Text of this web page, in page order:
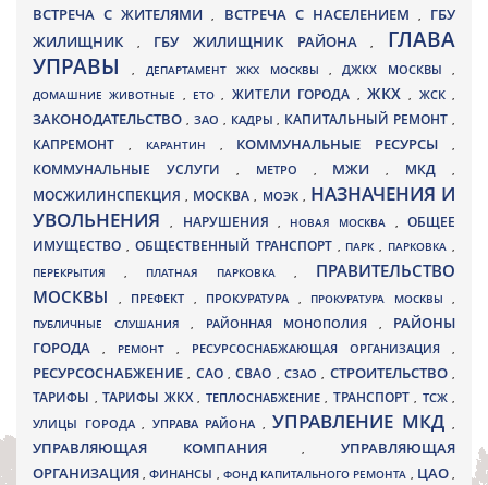
ВСТРЕЧА С ЖИТЕЛЯМИ, ВСТРЕЧА С НАСЕЛЕНИЕМ , ГБУ
ЖИЛИЩНИК
, ГБУ ЖИЛИЩНИК РАЙОНА, ГЛАВА
УПРАВЫ, ДЕПАРТАМЕНТ ЖКХ МОСКВЫ ,ДЖКХ МОСКВЫ ,
ДОМАШНИЕ ЖИВОТНЫЕ , ЕТО, ЖИТЕЛИ ГОРОДА , ЖКХ, ЖСК,
ЗАКОНОДАТЕЛЬСТВО , ЗАО , КАДРЫ, КАПИТАЛЬНЫЙ РЕМОНТ ,
КАПРЕМОНТ , КАРАНТИН , КОММУНАЛЬНЫЕ РЕСУРСЫ,
КОММУНАЛЬНЫЕ УСЛУГИ , МЕТРО , МЖИ, МКД ,
МОСЖИЛИНСПЕКЦИЯ, МОСКВА , МОЭК , НАЗНАЧЕНИЯ И
УВОЛЬНЕНИЯ, НАРУШЕНИЯ , НОВАЯ МОСКВА ,ОБЩЕЕ
ИМУЩЕСТВО , ОБЩЕСТВЕННЫЙ ТРАНСПОРТ , ПАРК, ПАРКОВКА ,
ПЕРЕКРЫТИЯ , ПЛАТНАЯ ПАРКОВКА , ПРАВИТЕЛЬСТВО
МОСКВЫ
, ПРЕФЕКТ , ПРОКУРАТУРА , ПРОКУРАТУРА МОСКВЫ ,
ПУБЛИЧНЫЕ СЛУШАНИЯ , РАЙОННАЯ МОНОПОЛИЯ , РАЙОНЫ
ГОРОДА
, РЕМОНТ , РЕСУРСОСНАБЖАЮЩАЯ ОРГАНИЗАЦИЯ ,
РЕСУРСОСНАБЖЕНИЕ, САО,СВАО ,СЗАО, СТРОИТЕЛЬСТВО,
ТАРИФЫ , ТАРИФЫ ЖКХ , ТЕПЛОСНАБЖЕНИЕ , ТРАНСПОРТ , ТСЖ ,
УЛИЦЫ ГОРОДА , УПРАВА РАЙОНА , УПРАВЛЕНИЕ МКД ,
УПРАВЛЯЮЩАЯ КОМПАНИЯ,УПРАВЛЯЮЩАЯ
ОРГАНИЗАЦИЯ,ФИНАНСЫ , ФОНД КАПИТАЛЬНОГО РЕМОНТА , ЦАО,